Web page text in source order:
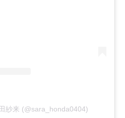
紗来 (@sara_honda0404)